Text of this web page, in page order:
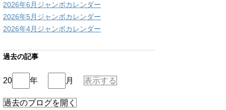
2026年6月ジャンボカレンダー
2026年5月ジャンボカレンダー
2026年4月ジャンボカレンダー
過去の記事
20 年 月 表示する
過去のブログを開く